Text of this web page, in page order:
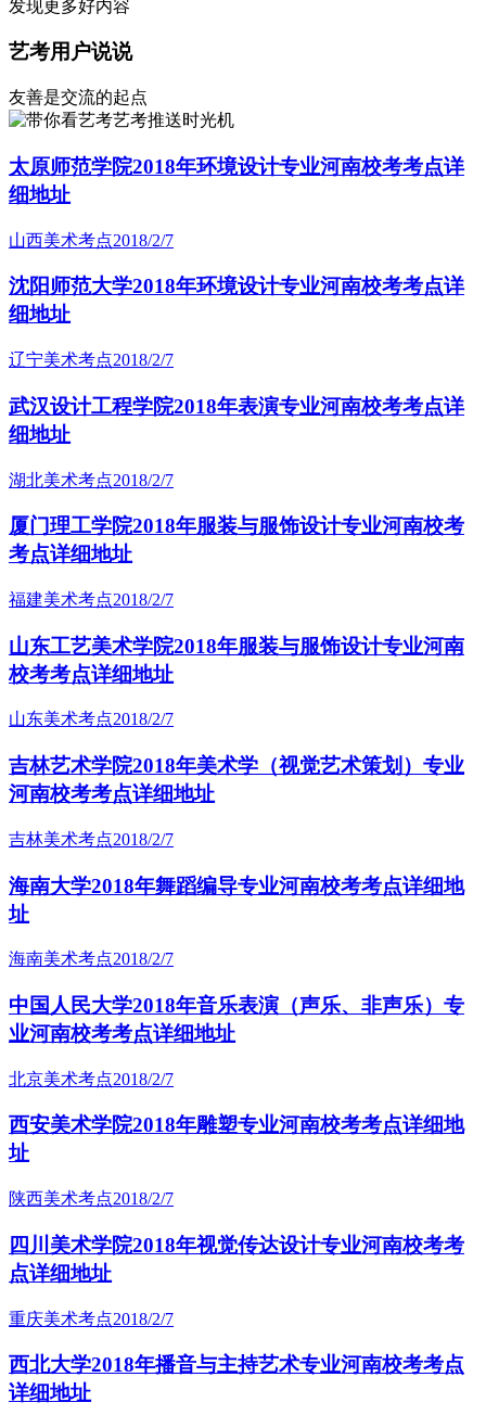
发现更多好内容
艺考用户说说
友善是交流的起点
艺考推送时光机
太原师范学院2018年环境设计专业河南校考考点详
细地址
山西美术考点2018/2/7
沈阳师范大学2018年环境设计专业河南校考考点详
细地址
辽宁美术考点2018/2/7
武汉设计工程学院2018年表演专业河南校考考点详
细地址
湖北美术考点2018/2/7
厦门理工学院2018年服装与服饰设计专业河南校考
考点详细地址
福建美术考点2018/2/7
山东工艺美术学院2018年服装与服饰设计专业河南
校考考点详细地址
山东美术考点2018/2/7
吉林艺术学院2018年美术学（视觉艺术策划）专业
河南校考考点详细地址
吉林美术考点2018/2/7
海南大学2018年舞蹈编导专业河南校考考点详细地
址
海南美术考点2018/2/7
中国人民大学2018年音乐表演（声乐、非声乐）专
业河南校考考点详细地址
北京美术考点2018/2/7
西安美术学院2018年雕塑专业河南校考考点详细地
址
陕西美术考点2018/2/7
四川美术学院2018年视觉传达设计专业河南校考考
点详细地址
重庆美术考点2018/2/7
西北大学2018年播音与主持艺术专业河南校考考点
详细地址